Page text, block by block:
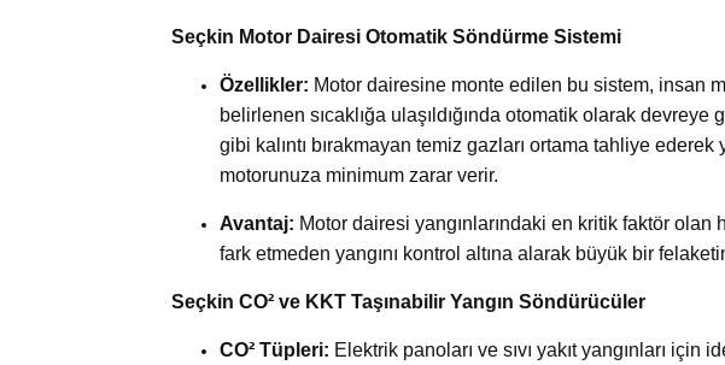
Seçkin Motor Dairesi Otomatik Söndürme Sistemi
Özellikler: Motor dairesine monte edilen bu sistem, insan
belirlenen sıcaklığa ulaşıldığında otomatik olarak
gibi kalıntı bırakmayan temiz gazları ortama tahliye
motorunuza minimum zarar verir.
Avantaj: Motor dairesi yangınlarındaki en kritik faktör olan
fark etmeden yangını kontrol altına alarak büyük bir
Seçkin CO² ve KKT Taşınabilir Yangın Söndürücüler
CO² Tüpleri: Elektrik panoları ve sıvı yakıt yangınları